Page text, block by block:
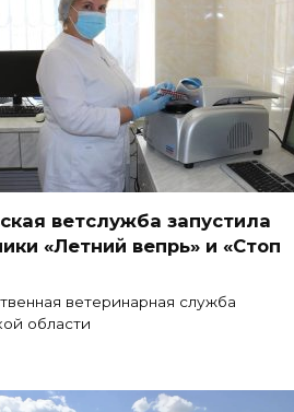
ветслужба запустила
«Летний вепрь» и «Стоп
ветеринарная служба
области